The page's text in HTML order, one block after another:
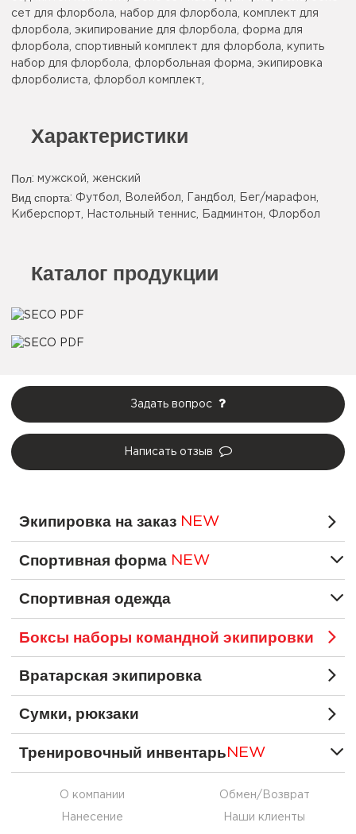
сет для флорбола, набор для флорбола, комплект для
флорбола, экипирование для флорбола, форма для
флорбола, спортивный комплект для флорбола, купить
набор для флорбола, флорбольная форма, экипировка
флорболиста, флорбол комплект,
Характеристики
Пол: мужской, женский
Вид спорта: Футбол, Волейбол, Гандбол, Бег/марафон,
Киберспорт, Настольный теннис, Бадминтон, Флорбол
Каталог продукции
Задать вопрос
Написать отзыв
Экипировка на заказ NEW
Спортивная форма NEW
Спортивная одежда
Боксы наборы командной экипировки
Вратарская экипировка
Сумки, рюкзаки
Тренировочный инвентарь NEW
О компании
Нанесение
Обмен/Возврат
Наши клиенты